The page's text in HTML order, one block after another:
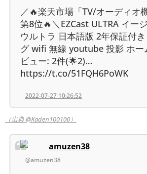
／🔥楽天市場「TV/オーディオ
第8位🔥＼EZCast ULTRA イー
ウルトラ 日本語版 2年保証付
グ wifi 無線 youtube 投影 ホー
ビュー: 2件(🌟2)…
https://t.co/51FQH6PoWK
2022-07-27 10:26:52
（出典 @Kaden100100）
amuzen38
@amuzen38